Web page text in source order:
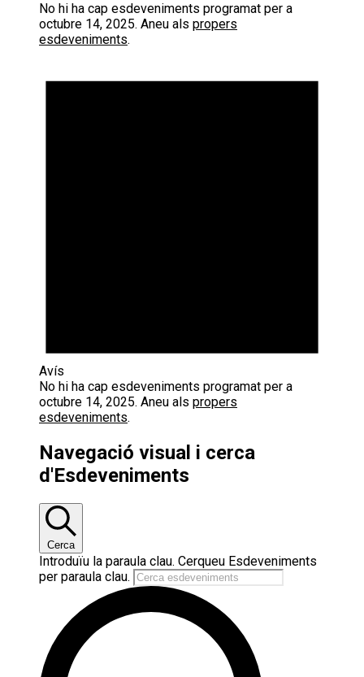
No hi ha cap esdeveniments programat per a
octubre 14, 2025. Aneu als propers
esdeveniments.
Avís
No hi ha cap esdeveniments programat per a
octubre 14, 2025. Aneu als propers
esdeveniments.
Navegació visual i cerca
d'Esdeveniments
Cerca
Introduïu la paraula clau. Cerqueu Esdeveniments
per paraula clau.